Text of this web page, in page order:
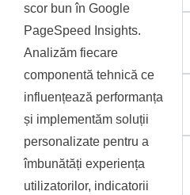
scor bun în Google
PageSpeed Insights.
Analizăm fiecare
componentă tehnică ce
influențează performanța
și implementăm soluții
personalizate pentru a
îmbunătăți experiența
utilizatorilor, indicatorii